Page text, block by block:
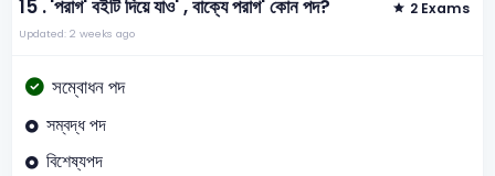
15 .'পরাগ' বইটি দিয়ে যাও' , বাক্যে পরাগ' কোন পদ? 2 Exams
Updated: 2 weeks ago
সম্বোধন পদ
সম্বদ্ধ পদ
বিশেষ্যপদ